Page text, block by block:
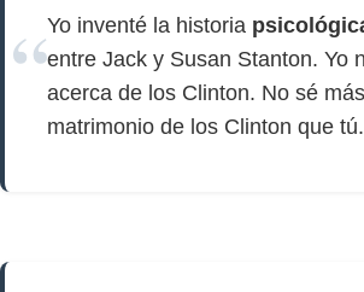
Yo inventé la historia
entre Jack y Susan Stanton. Yo
acerca de los Clinton. No sé
matrimonio de los Clinton que tú.